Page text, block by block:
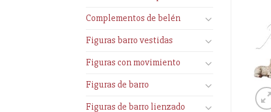
Complementos de belén
Figuras barro vestidas
Figuras con movimiento
Figuras de barro
Figuras de barro lienzado